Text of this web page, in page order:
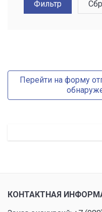
Перейти на форму
КОНТАКТНАЯ